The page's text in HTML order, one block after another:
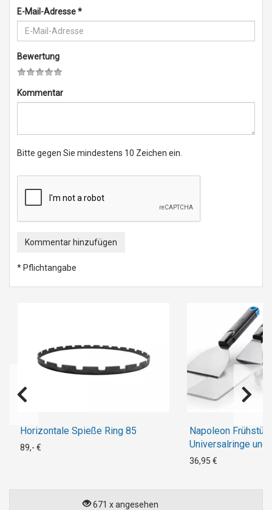
E-Mail-Adresse*
Bewertung
Kommentar
Bitte gegen Sie mindestens 10 Zeichen ein.
Kommentar hinzufügen
* Pflichtangabe
Horizontale Spieße Ring 85
89,- €
Napoleon
Universalringe und
Planchaspatel)
36,95 €
671 x angesehen